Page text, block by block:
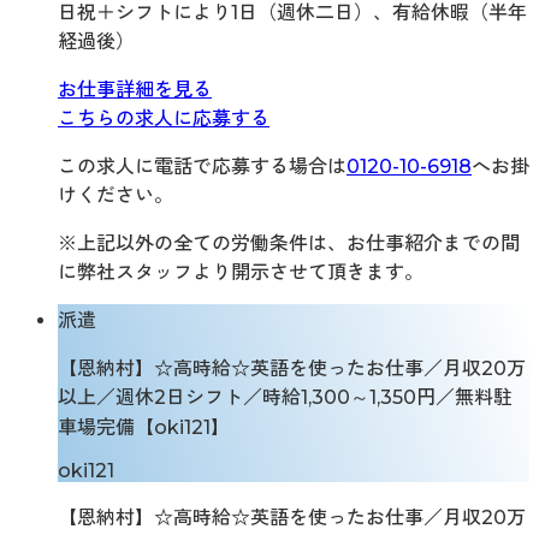
日祝＋シフトにより1日（週休二日）、有給休暇（半年
経過後）
お仕事詳細を見る
こちらの求人に応募する
この求人に電話で応募する場合は0120-10-6918へお掛
けください。
※上記以外の全ての労働条件は、お仕事紹介までの間
に弊社スタッフより開示させて頂きます。
派遣
【恩納村】☆高時給☆英語を使ったお仕事／月収20万
以上／週休2日シフト／時給1,300～1,350円／無料駐
車場完備【oki121】
oki121
【恩納村】☆高時給☆英語を使ったお仕事／月収20万